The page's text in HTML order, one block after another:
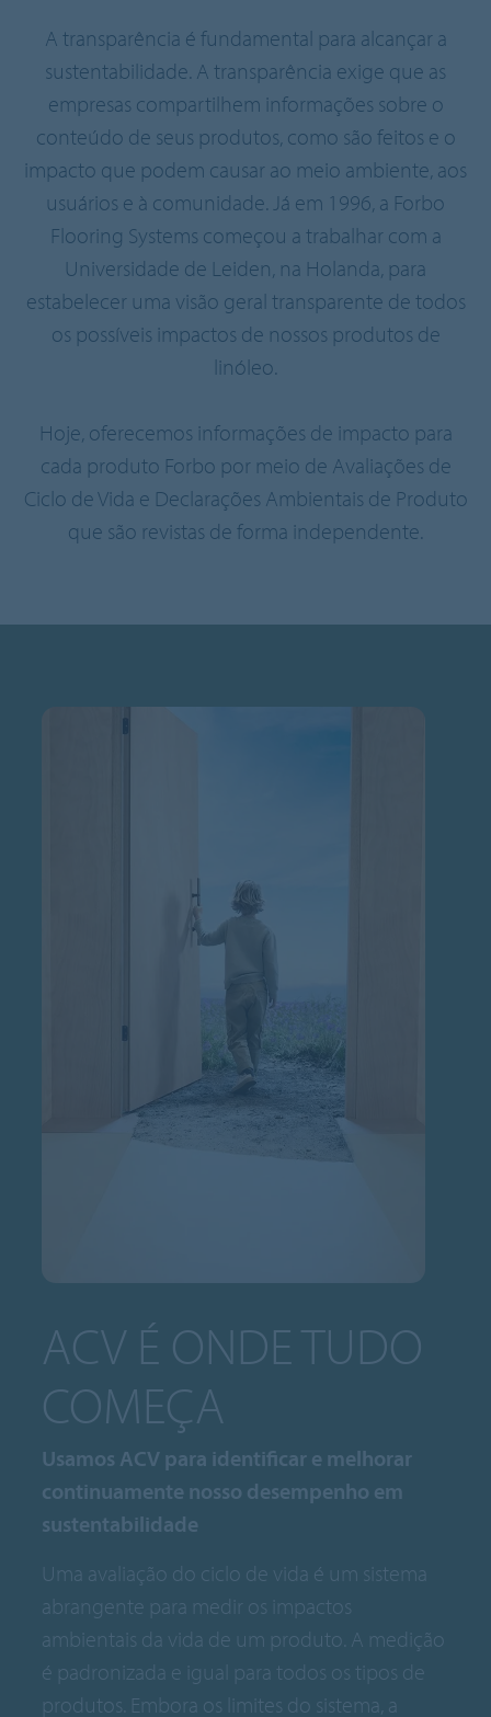
A transparência é fundamental para alcançar a
sustentabilidade. A transparência exige que as
empresas compartilhem informações sobre o
conteúdo de seus produtos, como são feitos e o
impacto que podem causar ao meio ambiente, aos
usuários e à comunidade. Já em 1996, a Forbo
Flooring Systems começou a trabalhar com a
Universidade de Leiden, na Holanda, para
estabelecer uma visão geral transparente de todos
os possíveis impactos de nossos produtos de
linóleo.
Hoje, oferecemos informações de impacto para
cada produto Forbo por meio de Avaliações de
Ciclo de Vida e Declarações Ambientais de Produto
que são revistas de forma independente.
ACV É ONDE TUDO
COMEÇA
Usamos ACV para identificar e melhorar
continuamente nosso desempenho em
sustentabilidade
Uma avaliação do ciclo de vida é um sistema
abrangente para medir os impactos
ambientais da vida de um produto. A medição
é padronizada e igual para todos os tipos de
produtos. Embora os limites do sistema, a